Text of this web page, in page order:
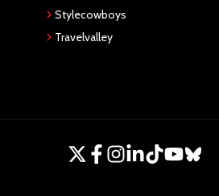
Stylecowboys
Travelvalley